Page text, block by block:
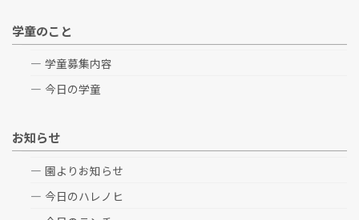
学童のこと
学童募集内容
今日の学童
お知らせ
園よりお知らせ
今日のハレノヒ